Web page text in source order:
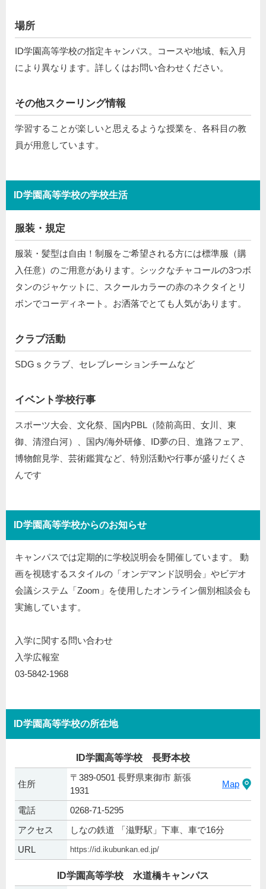
場所
ID学園高等学校の指定キャンパス。コースや地域、転入月
により異なります。詳しくはお問い合わせください。
その他スクーリング情報
学習することが楽しいと思えるような授業を、各科目の教
員が用意しています。
ID学園高等学校の学校生活
服装・規定
服装・髪型は自由！制服をご希望される方には標準服（購
入任意）のご用意があります。シックなチャコールの3つボ
タンのジャケットに、スクールカラーの赤のネクタイとリ
ボンでコーディネート。お洒落でとても人気があります。
クラブ活動
SDGｓクラブ、セレブレーションチームなど
イベント学校行事
スポーツ大会、文化祭、国内PBL（陸前高田、女川、東
御、清澄白河）、国内/海外研修、ID夢の日、進路フェア、
博物館見学、芸術鑑賞など、特別活動や行事が盛りだくさ
んです
ID学園高等学校からのお知らせ
キャンパスでは定期的に学校説明会を開催しています。 動
画を視聴するスタイルの「オンデマンド説明会」やビデオ
会議システム「Zoom」を使用したオンライン個別相談会も
実施しています。
入学に関する問い合わせ
入学広報室
03-5842-1968
ID学園高等学校の所在地
ID学園高等学校 長野本校
住所
〒389-0501 長野県東御市 新張
1931
Map
電話
0268-71-5295
アクセス
しなの鉄道 「滋野駅」下車、車で16分
URL
https://id.ikubunkan.ed.jp/
ID学園高等学校 水道橋キャンパス